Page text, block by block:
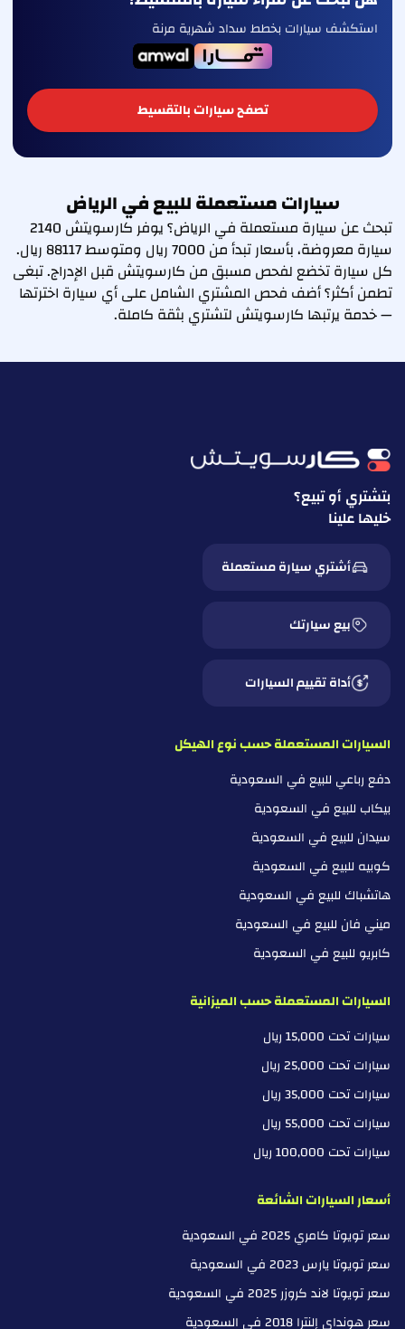
استكشف سيارات بخطط سداد شهرية مرنة
تصفح سيارات بالتقسيط
سيارات مستعملة للبيع في الرياض
تبحث عن سيارة مستعملة في الرياض؟ يوفر كارسويتش 2140
سيارة معروضة، بأسعار تبدأ من 7000 ريال ومتوسط 88117 ريال.
كل سيارة تخضع لفحص مسبق من كارسويتش قبل الإدراج. تبغى
تطمن أكثر؟ أضف فحص المشتري الشامل على أي سيارة اخترتها
— خدمة يرتبها كارسويتش لتشتري بثقة كاملة.
بتشتري أو تبيع؟
خليها علينا
أشتري سيارة مستعملة
بيع سيارتك
أداة تقييم السيارات
السيارات المستعملة حسب نوع الهيكل
دفع رباعي للبيع في السعودية
بيكاب للبيع في السعودية
سيدان للبيع في السعودية
كوبيه للبيع في السعودية
هاتشباك للبيع في السعودية
ميني فان للبيع في السعودية
كابريو للبيع في السعودية
السيارات المستعملة حسب الميزانية
سيارات تحت 15,000 ريال
سيارات تحت 25,000 ريال
سيارات تحت 35,000 ريال
سيارات تحت 55,000 ريال
سيارات تحت 100,000 ريال
أسعار السيارات الشائعة
سعر تويوتا كامري 2025 في السعودية
سعر تويوتا يارس 2023 في السعودية
سعر تويوتا لاند كروزر 2025 في السعودية
سعر هونداي إلنترا 2018 في السعودية